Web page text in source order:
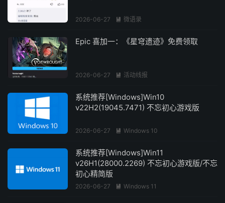
2026-06-27  微语录
Epic 喜加一：《星穹遗迹》免费领取
2026-06-27  活动线报
系统推荐[Windows]Win10
v22H2(19045.7471) 不忘初心游戏版
2026-06-27  Windows 10
系统推荐[Windows]Win11
v26H1(28000.2269) 不忘初心游戏版/不忘
初心精简版
2026-06-27  Windows 11